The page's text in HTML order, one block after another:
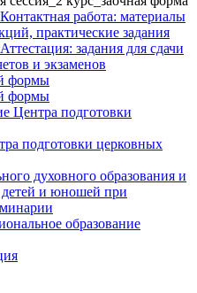
работа: материалы
практические задания
задания для сдачи
и экзаменов
формы
формы
Центра подготовки
подготовки церковных
духовного образования и
детей и юношей при
образование